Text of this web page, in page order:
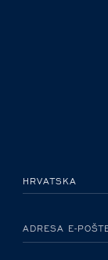
ADRESA E-